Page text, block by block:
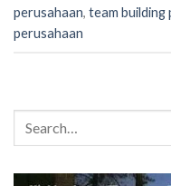
perusahaan, team building
perusahaan